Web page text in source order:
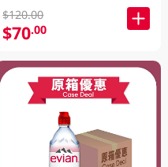
$120.00
$70.00